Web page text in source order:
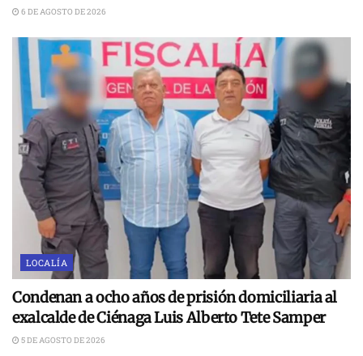
6 DE AGOSTO DE 2026
LOCALÍA
Condenan a ocho años de prisión domiciliaria al
exalcalde de Ciénaga Luis Alberto Tete Samper
5 DE AGOSTO DE 2026